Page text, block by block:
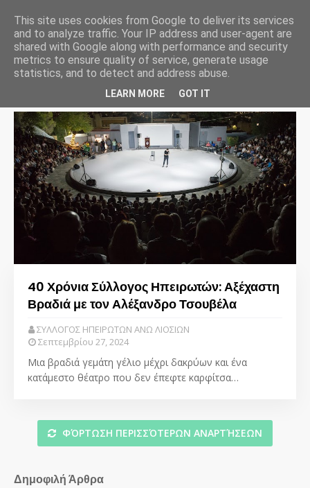
Προβολή αναρτήσεων από Σεπτέμβριος, 2024
40 Χρόνια Σύλλογος Ηπειρωτών: Αξέχαστη
Βραδιά με τον Αλέξανδρο Τσουβέλα
ΣΥΛΛΟΓΟΣ ΗΠΕΙΡΩΤΩΝ ΑΝΩ ΛΙΟΣΙΩΝ
Σεπτεμβρίου 27, 2024
Μια βραδιά γεμάτη γέλιο μέχρι δακρύων και ένα
κατάμεστο θέατρο που δεν έπεφτε καρφίτσα…
ΦΌΡΤΩΣΗ ΠΕΡΙΣΣΌΤΕΡΩΝ ΑΝΑΡΤΉΣΕΩΝ
Δημοφιλή Άρθρα
This site uses cookies from Google to deliver its services
and to analyze traffic. Your IP address and user-agent are
shared with Google along with performance and security
metrics to ensure quality of service, generate usage
statistics, and to detect and address abuse.
LEARN MORE GOT IT